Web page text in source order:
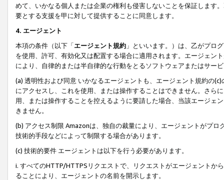
めて、いかなる個人または企業の権利も侵害しないことを保証します
要とする支援を甲に対して提供することに同意します。
4. エージェント
本項の条件（以下「エージェント規約 」といいます。）は、乙がプロ
を使用、許可、有効化又は配置する場合に適用されます。エージェン
により、自律的または半自律的な行動をとるソフトウェアまたはサー
(a) 透明性および同意 いかなるエージェントも、エージェント規約の
にアクセスし、これを使用、または操作することはできません。さら
用、または操作することを控えるように要請した場合、当該エージェ
きません。
(b) アクセス制限 Amazonは、独自の裁量により、エージェントがプ
技術的手段などによって制限する場合があります。
(c) 技術的要件 エージェントは以下を行う必要があります。
i. すべてのHTTP/HTTPSリクエストで、リクエストがエージェントか
ることにより、エージェントの名前を開示します。